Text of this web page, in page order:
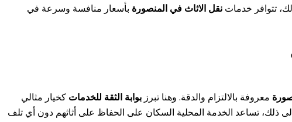
تتوافر خدمات نقل الاثاث في المنصورة بأسعار منافسة وسرعة في
معروفة بالالتزام والدقة. وهنا تبرز بوابة الثقة للخدمات كخيار مثالي
ذلك، تساعد الخدمة المحلية السكان على الحفاظ على أثاثهم دون أي تلف